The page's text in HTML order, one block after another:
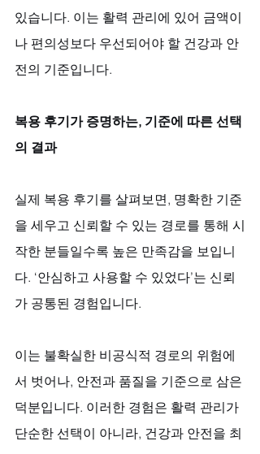
있습니다. 이는 활력 관리에 있어 금액이
나 편의성보다 우선되어야 할 건강과 안
전의 기준입니다.
복용 후기가 증명하는, 기준에 따른 선택
의 결과
실제 복용 후기를 살펴보면, 명확한 기준
을 세우고 신뢰할 수 있는 경로를 통해 시
작한 분들일수록 높은 만족감을 보입니
다. ‘안심하고 사용할 수 있었다’는 신뢰
가 공통된 경험입니다.
이는 불확실한 비공식적 경로의 위험에
서 벗어나, 안전과 품질을 기준으로 삼은
덕분입니다. 이러한 경험은 활력 관리가
단순한 선택이 아니라, 건강과 안전을 최